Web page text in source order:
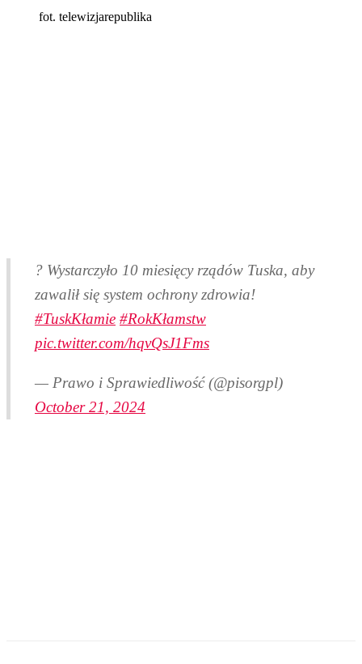
fot. telewizjarepublika
? Wystarczyło 10 miesięcy rządów Tuska, aby
zawalił się system ochrony zdrowia!
#TuskKłamie #RokKłamstw
pic.twitter.com/hqvQsJ1Fms
— Prawo i Sprawiedliwość (@pisorgpl)
October 21, 2024